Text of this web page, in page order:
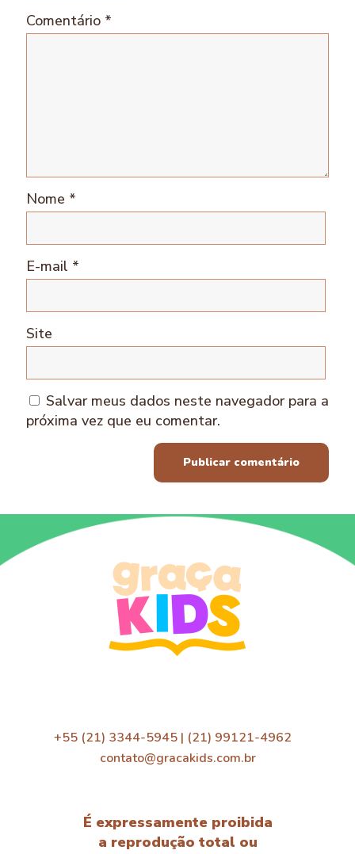
Comentário *
Nome *
E-mail *
Site
Salvar meus dados neste navegador para a
próxima vez que eu comentar.
+55 (21) 3344-5945 | (21) 99121-4962
contato@gracakids.com.br
É expressamente proibida
a reprodução total ou